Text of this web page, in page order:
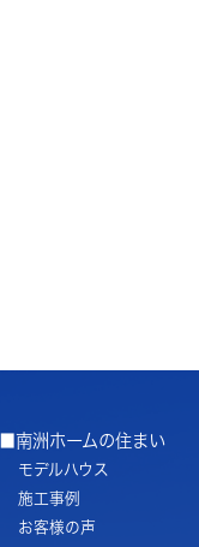
■南洲ホームの住まい
モデルハウス
施工事例
お客様の声